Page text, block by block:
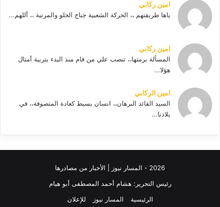
امين ركابي
ياها طريقتهم ،، الحركة الشعبية جناح الحلو والمرتبة ،، أللهم...
امين ركابي
المسألة برمتها،، تنصب علي من قام منذ البدء بتربية أمثال
هؤلا...
امين الركابي
السيد القائد البرهان،، انسان بسيط كعادة المتصوفة،، في
بلادنا...
2026 - المسار نيوز | الأخبار من مصادرها
رئيس التحرير: هشام أحمد المصطفى أبو هيام
الرئيسية
المسار نيوز للإعلان